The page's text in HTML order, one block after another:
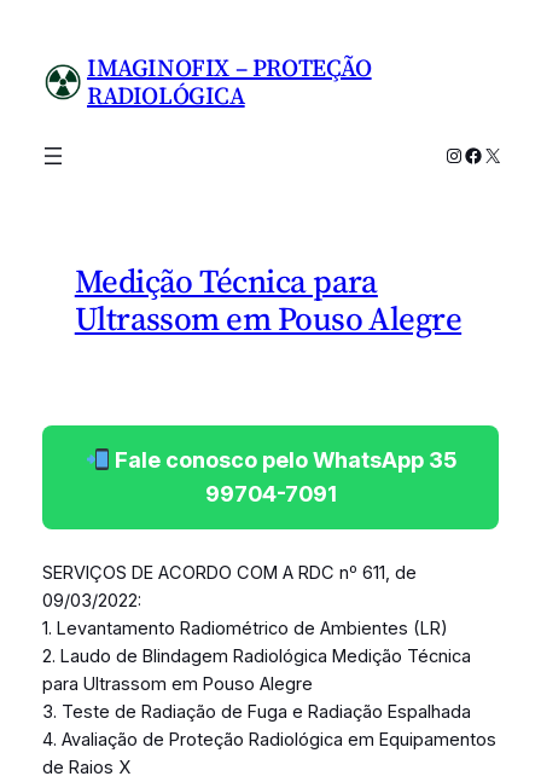
conteúdo
IMAGINOFIX – PROTEÇÃO
RADIOLÓGICA
Instagram
X
Medição Técnica para
Ultrassom em Pouso Alegre
Fale conosco pelo WhatsApp 35
99704-7091
SERVIÇOS DE ACORDO COM A RDC nº 611, de
09/03/2022:
1. Levantamento Radiométrico de Ambientes (LR)
2. Laudo de Blindagem Radiológica Medição Técnica
para Ultrassom em Pouso Alegre
3. Teste de Radiação de Fuga e Radiação Espalhada
4. Avaliação de Proteção Radiológica em Equipamentos
de Raios X